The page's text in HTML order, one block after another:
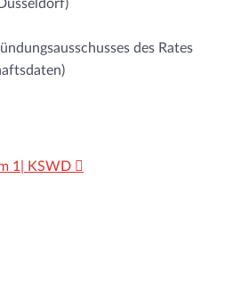
des Rates
1| KSWD